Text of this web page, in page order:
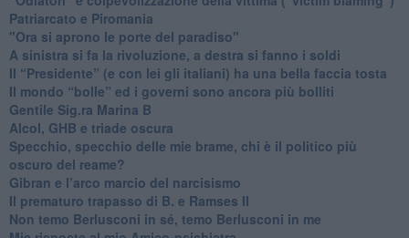
​Patriarcato e Piromania
"Ora si aprono le porte del paradiso"
​A sinistra si fa la rivoluzione, a destra si fanno i soldi
​Il “Presidente” (e con lei gli italiani) ha una bella faccia tosta
​Il mondo “bolle” ed i governi sono ancora più bolliti
​Gentile Sig.ra Marina B
​Alcol, GHB e triade oscura
​Specchio, specchio delle mie brame, chi è il politico più
oscuro del reame?
​Gibran e l’arco marcio del narcisismo
​Il prematuro trapasso di B. e Ramses II
​Non temo Berlusconi in sé, temo Berlusconi in me